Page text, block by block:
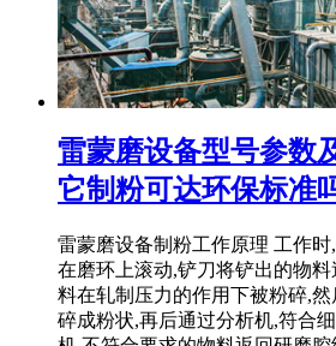
雷蒙磨设备型号参数
它制粉可达环保标准
雷蒙磨设备制粉工作原理 工作
在磨环上滚动,铲刀将铲出的物
料在轧制压力的作用下被粉碎,
碎成粉状,再后通过分析机,符合